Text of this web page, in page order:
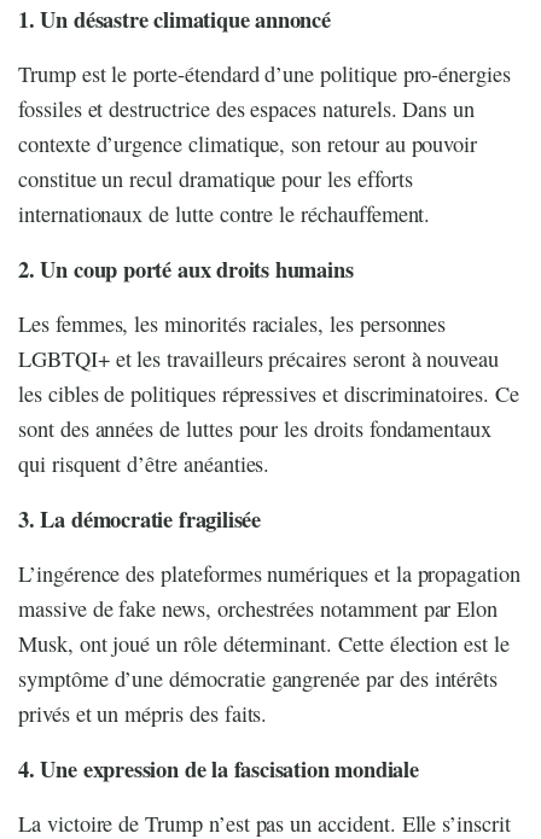
1. Un désastre climatique annoncé
Trump est le porte-étendard d’une politique pro-énergies
fossiles et destructrice des espaces naturels. Dans un
contexte d’urgence climatique, son retour au pouvoir
constitue un recul dramatique pour les efforts
internationaux de lutte contre le réchauffement.
2. Un coup porté aux droits humains
Les femmes, les minorités raciales, les personnes
LGBTQI+ et les travailleurs précaires seront à nouveau
les cibles de politiques répressives et discriminatoires. Ce
sont des années de luttes pour les droits fondamentaux
qui risquent d’être anéanties.
3. La démocratie fragilisée
L’ingérence des plateformes numériques et la propagation
massive de fake news, orchestrées notamment par Elon
Musk, ont joué un rôle déterminant. Cette élection est le
symptôme d’une démocratie gangrenée par des intérêts
privés et un mépris des faits.
4. Une expression de la fascisation mondiale
La victoire de Trump n’est pas un accident. Elle s’inscrit